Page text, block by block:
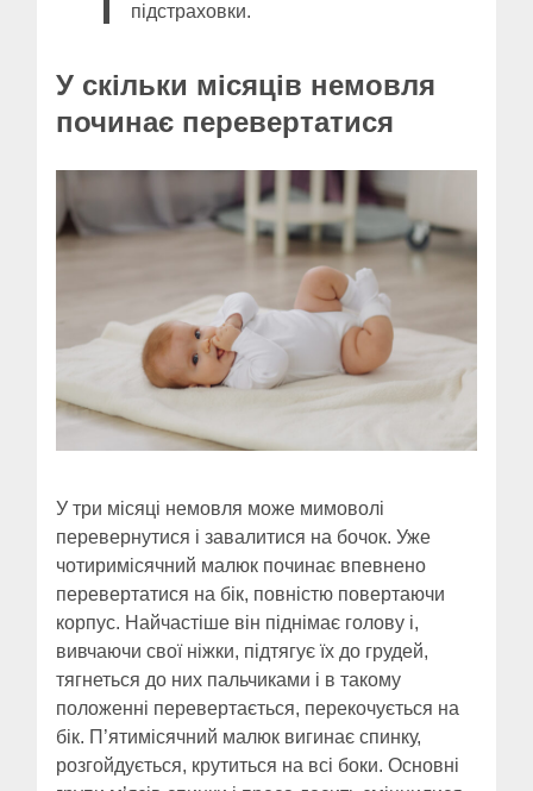
підстраховки.
У скільки місяців немовля
починає перевертатися
У три місяці немовля може мимоволі
перевернутися і завалитися на бочок. Уже
чотиримісячний малюк починає впевнено
перевертатися на бік, повністю повертаючи
корпус. Найчастіше він піднімає голову і,
вивчаючи свої ніжки, підтягує їх до грудей,
тягнеться до них пальчиками і в такому
положенні перевертається, перекочується на
бік. П’ятимісячний малюк вигинає спинку,
розгойдується, крутиться на всі боки. Основні